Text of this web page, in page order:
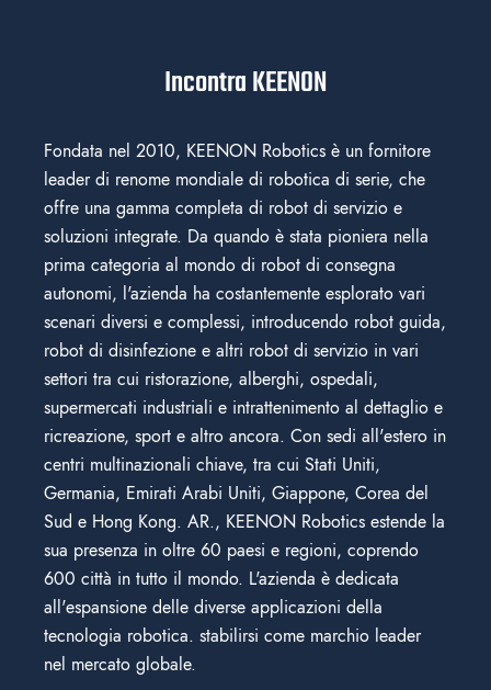
Incontra KEENON
Fondata nel 2010, KEENON Robotics è un fornitore
leader di renome mondiale di robotica di serie, che
offre una gamma completa di robot di servizio e
soluzioni integrate. Da quando è stata pioniera nella
prima categoria al mondo di robot di consegna
autonomi, l'azienda ha costantemente esplorato vari
scenari diversi e complessi, introducendo robot guida,
robot di disinfezione e altri robot di servizio in vari
settori tra cui ristorazione, alberghi, ospedali,
supermercati industriali e intrattenimento al dettaglio e
ricreazione, sport e altro ancora. Con sedi all'estero in
centri multinazionali chiave, tra cui Stati Uniti,
Germania, Emirati Arabi Uniti, Giappone, Corea del
Sud e Hong Kong. AR., KEENON Robotics estende la
sua presenza in oltre 60 paesi e regioni, coprendo
600 città in tutto il mondo. L'azienda è dedicata
all'espansione delle diverse applicazioni della
tecnologia robotica. stabilirsi come marchio leader
nel mercato globale.